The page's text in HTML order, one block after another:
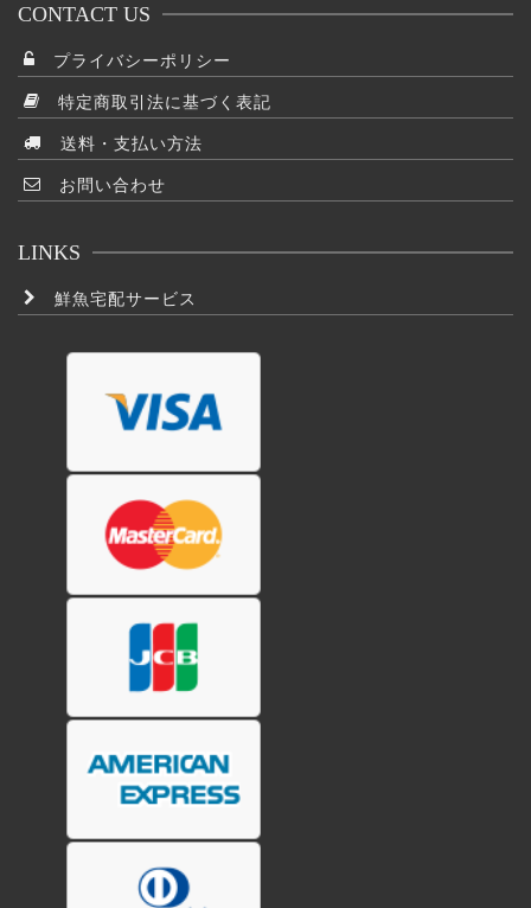
CONTACT US
プライバシーポリシー
特定商取引法に基づく表記
送料・支払い方法
お問い合わせ
LINKS
鮮魚宅配サービス